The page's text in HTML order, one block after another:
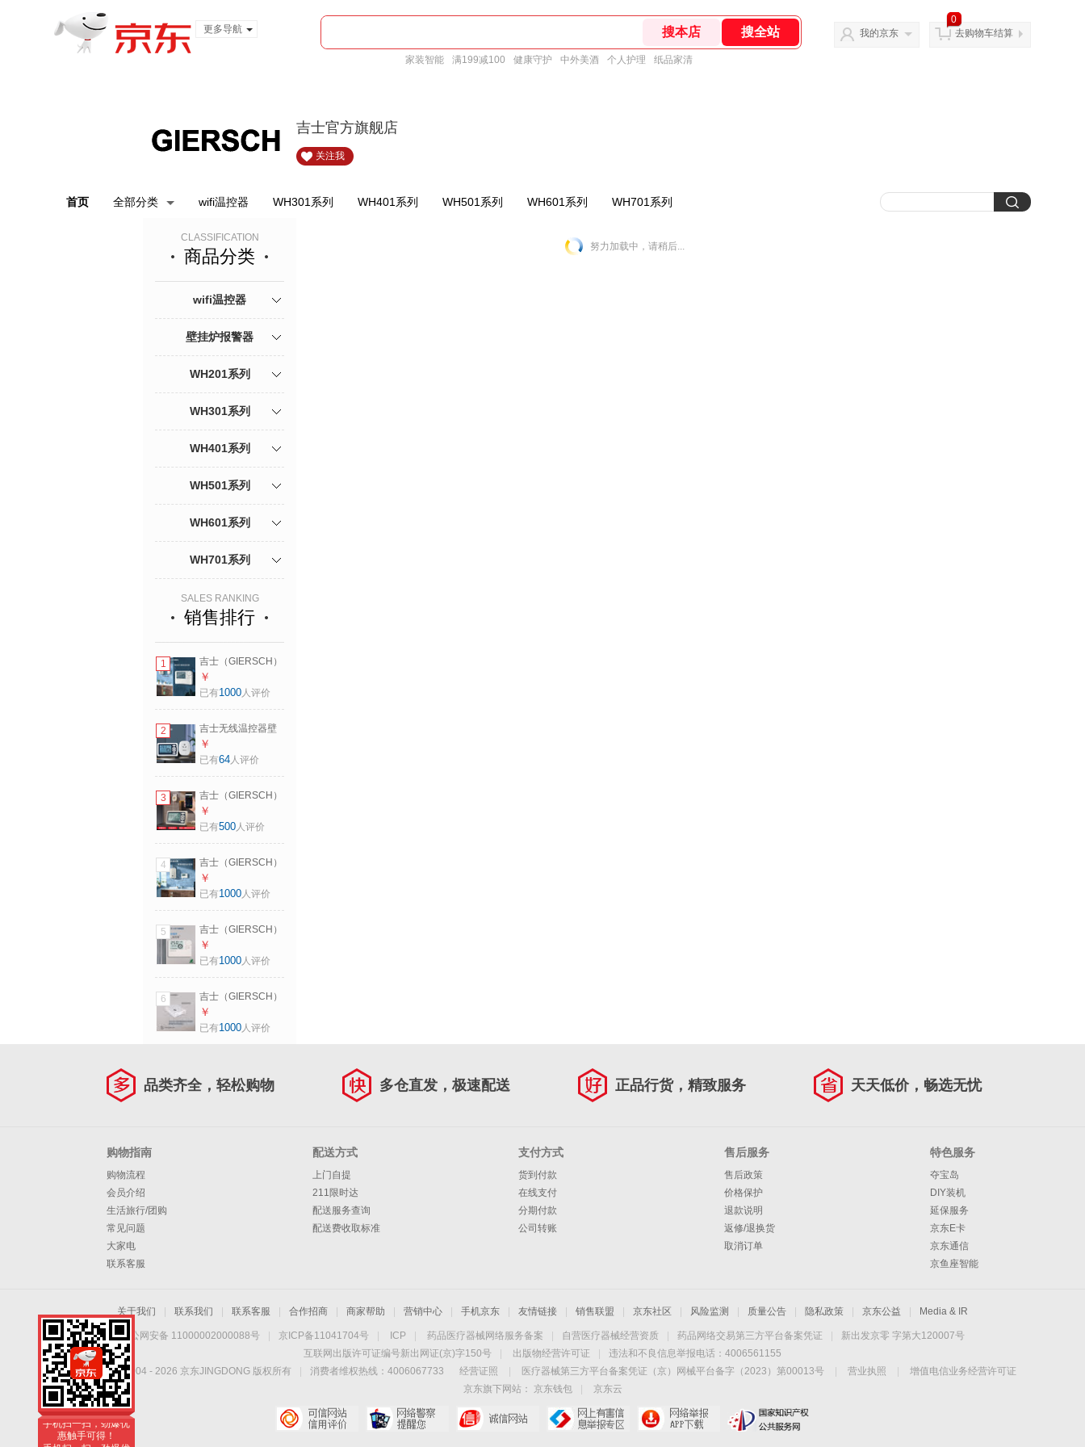
更多导航
家装智能 满199减100 健康守护 中外美酒 个人护理 纸品家清
我的京东
0
去购物车结算
吉士官方旗舰店
关注我
首页 全部分类 wifi温控器 WH301系列 WH401系列 WH501系列 WH601系列 WH701系列
CLASSIFICATION
商品分类
wifi温控器
壁挂炉报警器
WH201系列
WH301系列
WH401系列
WH501系列
WH601系列
WH701系列
SALES RANKING
销售排行
1
吉士（GIERSCH）
壁挂炉温控器无线
有线编程室内温度
整套（带接收器）
￥
已有1000人评价
2
吉士无线温控器壁
挂炉恒温器通用水
电地暖锅炉控温编
￥
已有64人评价
3
吉士（GIERSCH）
壁挂炉温控器无线
WiFi然气锅炉控制
线-编程-WiFi版
￥
已有500人评价
4
吉士（GIERSCH）
壁挂炉温控器无线
有线编程室内温度
￥
已有1000人评价
5
吉士（GIERSCH）
壁挂炉温控器无线
有线编程室内温度
单发射器面板
￥
已有1000人评价
6
吉士（GIERSCH）
壁挂炉温控器无线
有线编程室内温度
￥
已有1000人评价
努力加载中，请稍后...
品类齐全，轻松购物 多仓直发，极速配送 正品行货，精致服务 天天低价，畅选无忧
购物指南
购物流程
会员介绍
生活旅行/团购
常见问题
大家电
联系客服
配送方式
上门自提
211限时达
配送服务查询
配送费收取标准
支付方式
货到付款
在线支付
分期付款
公司转账
售后服务
售后政策
价格保护
退款说明
返修/退换货
取消订单
特色服务
夺宝岛
DIY装机
延保服务
京东E卡
京东通信
京鱼座智能
关于我们 联系我们 联系客服 合作招商 商家帮助 营销中心 手机京东 友情链接 销售联盟 京东社区 风险监测 质量公告 隐私政策 京东公益 Media & IR
京公网安备 11000002000088号 京ICP备11041704号 ICP 药品医疗器械网络服务备案 自营医疗器械经营资质 药品网络交易第三方平台备案凭证
新出发京零 字第大120007号
互联网出版许可证编号新出网证(京)字150号
出版物经营许可证
违法和不良信息举报电话：4006561155
Copyright © 2004 - 2026 京东JINGDONG 版权所有 消费者维权热线：4006067733 经营证照 医疗器械第三方平台备案凭证（京）网械平台备字（2023）第00013号 营业执照
增值电信业务经营许可证
京东旗下网站：
京东钱包
京东云
手机扫一扫，劲爆优
惠触手可得！
手机扫一扫，劲爆优
惠触手可得！